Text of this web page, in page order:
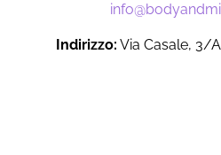
Indirizzo: Via Casale, 3/